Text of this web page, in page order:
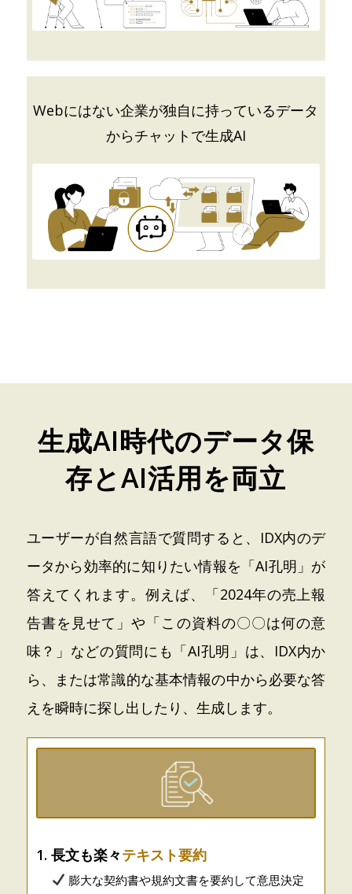
Webにはない企業が独自に持っているデータ
からチャットで生成AI
生成AI時代のデータ保
存とAI活用を両立
ユーザーが自然言語で質問すると、IDX内のデ
ータから効率的に知りたい情報を「AI孔明」が
答えてくれます。例えば、「2024年の売上報
告書を見せて」や「この資料の〇〇は何の意
味？」などの質問にも「AI孔明」は、IDX内か
ら、または常識的な基本情報の中から必要な答
えを瞬時に探し出したり、生成します。
1. 長文も楽々テキスト要約
膨大な契約書や規約文書を要約して意思決定